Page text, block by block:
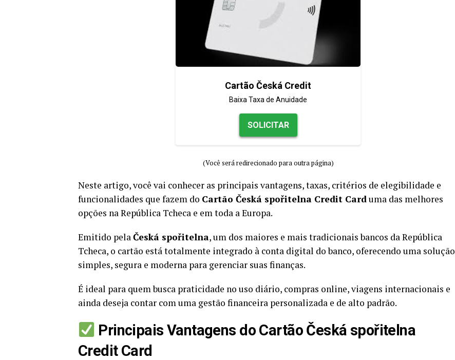
Cartão Česká Credit
Baixa Taxa de Anuidade
SOLICITAR
(Você será redirecionado para outra página)
Neste artigo, você vai conhecer as principais vantagens, taxas, critérios de elegibilidade e
funcionalidades que fazem do Cartão Česká spořitelna Credit Carduma das melhores
opções na República Tcheca e em toda a Europa.
Emitido pelaČeská spořitelna, um dos maiores e mais tradicionais bancos da República
Tcheca, o cartão está totalmente integrado à conta digital do banco, oferecendo uma solução
simples, segura e moderna para gerenciar suas finanças.
É ideal para quem busca praticidade no uso diário, compras online, viagens internacionais e
ainda deseja contar com uma gestão financeira personalizada e de alto padrão.
Principais Vantagens do Cartão Česká spořitelna
Credit Card